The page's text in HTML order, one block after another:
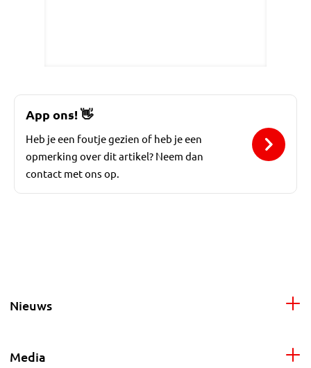
App ons!👋
Heb je een foutje gezien of heb je een
opmerking over dit artikel? Neem dan
contact met ons op.
Nieuws
Media